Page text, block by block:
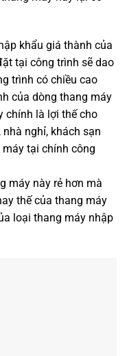
khẩu giá thành của
tại công trình sẽ dao
trình có chiều cao
của dòng thang máy
chính là lợi thế cho
nghỉ, khách sạn
tại chính công
máy này rẻ hơn mà
thế của thang máy
loại thang máy nhập